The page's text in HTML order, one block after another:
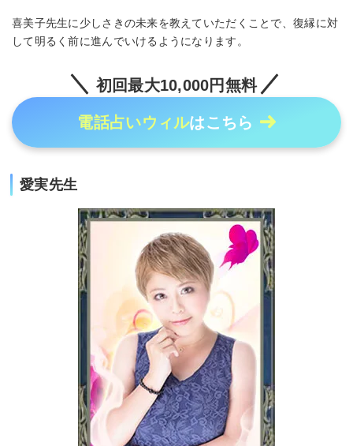
喜美子先生に少しさきの未来を教えていただくことで、復縁に対
して明るく前に進んでいけるようになります。
初回最大10,000円無料
電話占いウィルはこちら
愛実先生